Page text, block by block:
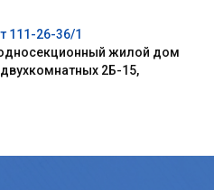
111-26-36/1
жилой дом
2Б-15,